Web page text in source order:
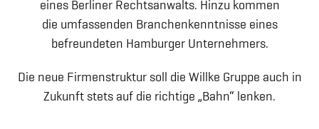
eines Berliner Rechtsanwalts. Hinzu kommen
die umfassenden Branchenkenntnisse eines
befreundeten Hamburger Unternehmers.
Die neue Firmenstruktur soll die Willke Gruppe auch in
Zukunft stets auf die richtige „Bahn“ lenken.